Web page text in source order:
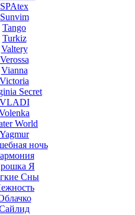
SPAtex
Sunvim
Tango
Turkiz
Valtery
Verossa
Vianna
Victoria
Secret
VLADI
World
Yagmur
ночь
Я
Сны